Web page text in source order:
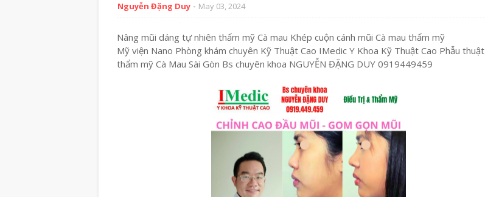
Nguyễn Đặng Duy May 03, 2024
Nâng mũi dáng tự nhiên thẩm mỹ Cà mau Khép cuộn cánh mũi Cà mau thẩm mỹ
Mỹ viện Nano Phòng khám chuyên Kỹ Thuật Cao IMedic Y Khoa Kỹ Thuật Cao Phẫu thuật
thẩm mỹ Cà Mau Sài Gòn Bs chuyên khoa NGUYỄN ĐẶNG DUY 0919449459